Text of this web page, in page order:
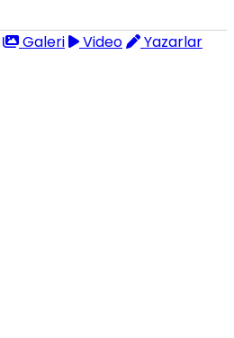
Galeri Video
Yazarlar